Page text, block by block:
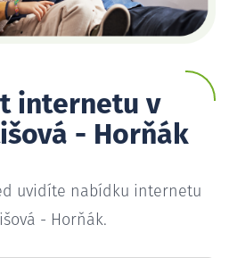
internetu v
- Horňák
uvidíte nabídku internetu
- Horňák.